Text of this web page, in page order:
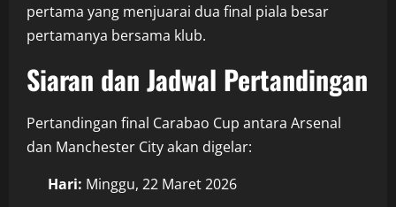
pertama yang menjuarai dua final piala besar
pertamanya bersama klub.
Siaran dan Jadwal Pertandingan
Pertandingan final Carabao Cup antara Arsenal
dan Manchester City akan digelar:
Hari: Minggu, 22 Maret 2026